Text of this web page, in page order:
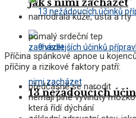
jak s nimi zacházet
13 nežádoucích
namodralá kůže, ústa a rty
pomalý srdeční tep
Příčina spánkové apnoe u
příčiny a rizikové faktory patří:
předčasně se narodit
nemají plně vyvinutý
která řídí dýchání